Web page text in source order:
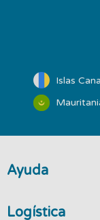
Islas
Ayuda
Logística